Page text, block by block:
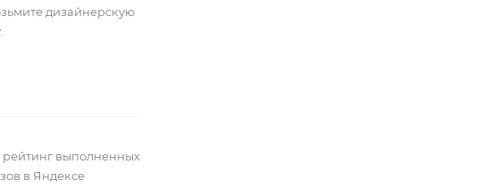
дизайнерскую
выполненных
в Яндексе